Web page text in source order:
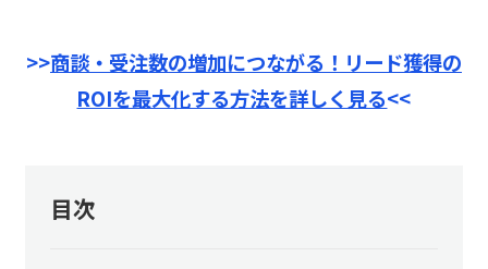
>>商談・受注数の増加につながる！リード獲得の
ROIを最大化する方法を詳しく見る<<
目次